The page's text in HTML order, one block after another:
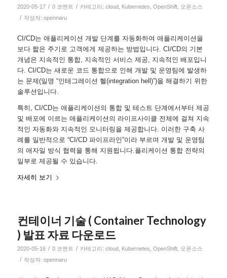
2020-05-17 / 0 코멘트 / 카테고리: cloud, Kubernetes OpenShift, 오픈소스
/ 작성자: opennaru
CI/CD는 애플리케이션 개발 단계를 자동화하여 애플리케이션을
보다 짧은 주기로 고객에게 제공하는 방법입니다. CI/CD의 기본
개념은 지속적인 통합, 지속적인 서비스 제공, 지속적인 배포입니
다. CI/CD는 새로운 코드 통합으로 인해 개발 및 운영팀에 발생하
는 문제(일명 “인테그레이션 헬(integration hell)”)을 해결하기 위한
솔루션입니다.
특히, CI/CD는 애플리케이션의 통합 및 테스트 단계에서부터 제공
및 배포에 이르는 애플리케이션의 라이프사이클 전체에 걸쳐 지속
적인 자동화와 지속적인 모니터링을 제공합니다. 이러한 구축 사
례를 일반적으로 “CI/CD 파이프라인”이라 부르며 개발 및 운영팀
의 애자일 방식 협력을 통해 지원됩니다.플리케이션 통합 전략의
일부로 제공될 수 있습니다.
자세히 보기
컨테이너 기술 ( Container Technology
) 발표 자료 다운로드
2020-05-16 / 0 코멘트 / 카테고리: cloud, Kubernetes OpenShift, 오픈소스
/ 작성자: opennaru